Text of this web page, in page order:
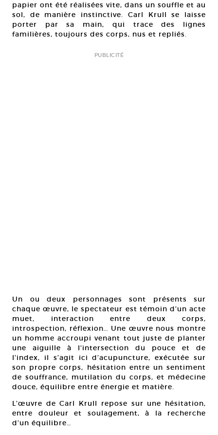
papier ont été réalisées vite, dans un souffle et au
sol, de manière instinctive. Carl Krull se laisse
porter par sa main, qui trace des lignes
familières, toujours des corps, nus et repliés.
PUBLICITÉ
Un ou deux personnages sont présents sur
chaque œuvre, le spectateur est témoin d’un acte
muet, interaction entre deux corps,
introspection, réflexion… Une œuvre nous montre
un homme accroupi venant tout juste de planter
une aiguille à l’intersection du pouce et de
l’index, il s’agit ici d’acupuncture, exécutée sur
son propre corps, hésitation entre un sentiment
de souffrance, mutilation du corps, et médecine
douce, équilibre entre énergie et matière.
L’œuvre de Carl Krull repose sur une hésitation,
entre douleur et soulagement, à la recherche
d’un équilibre…